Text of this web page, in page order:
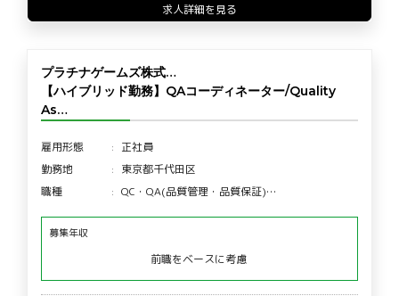
求人詳細を見る
プラチナゲームズ株式…
【ハイブリッド勤務】QAコーディネーター/Quality
As…
雇用形態
正社員
勤務地
東京都千代田区
職種
QC・QA(品質管理・品質保証)…
募集年収
前職をベースに考慮